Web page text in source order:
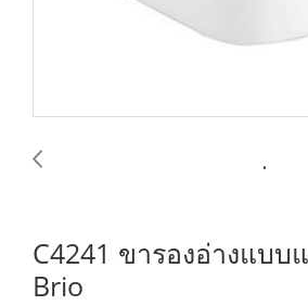
C4241 ขารองอ่างแบบ
Brio